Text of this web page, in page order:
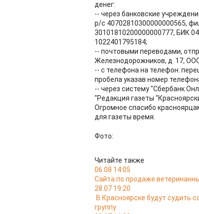
денег:
-- через банковские
р/с 40702810300000000565,
30101810200000000777, БИК
1022401795184;
-- почтовыми переводами,
Железнодорожников, д. 17,
-- с телефона на телефон:
пробела указав номер
-- через систему "Сбербанк
"Редакция газеты
Огромное спасибо
для газеты время.
Фото:
Читайте также
06.08 14:05
Сайта по продаже
28.07 19:20
В Красноярске будут судить
группу